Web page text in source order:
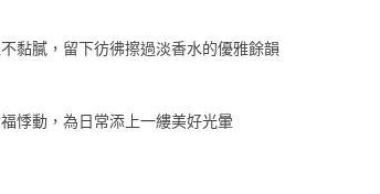
黏膩，留下彷彿擦過淡香水的優雅餘韻
悸動，為日常添上一縷美好光暈